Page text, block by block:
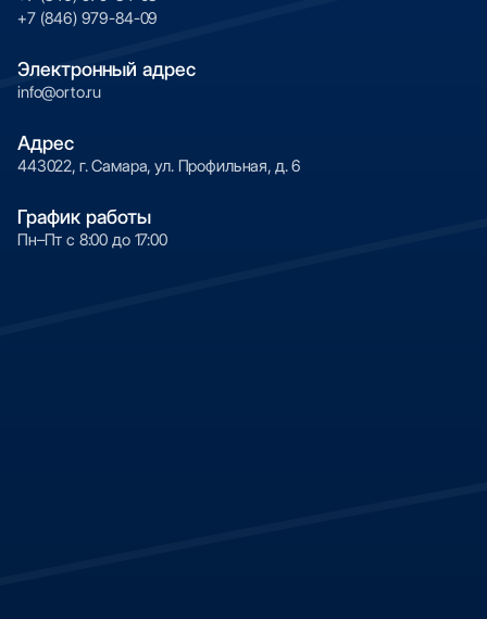
долговечность изображения.
+7 (846) 979-84-09
Электронный адрес
info@orto.ru
Адрес
443022, г. Самара, ул. Профильная, д. 6
График работы
Пн–Пт с 8:00 до 17:00